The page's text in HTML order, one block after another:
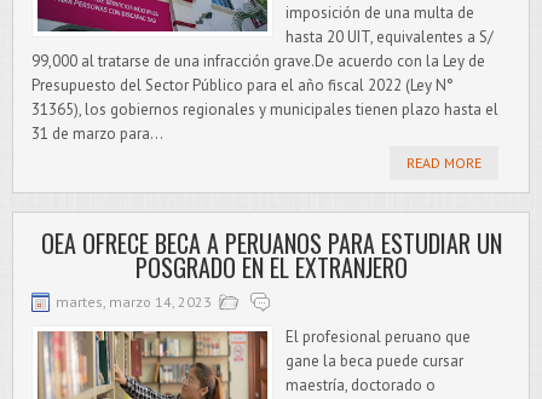
imposición de una multa de
hasta 20 UIT, equivalentes a S/
99,000 al tratarse de una infracción grave.De acuerdo con la Ley de
Presupuesto del Sector Público para el año fiscal 2022 (Ley N°
31365), los gobiernos regionales y municipales tienen plazo hasta el
31 de marzo para...
READ MORE
OEA OFRECE BECA A PERUANOS PARA ESTUDIAR UN
POSGRADO EN EL EXTRANJERO
martes, marzo 14, 2023
El profesional peruano que
gane la beca puede cursar
maestría, doctorado o